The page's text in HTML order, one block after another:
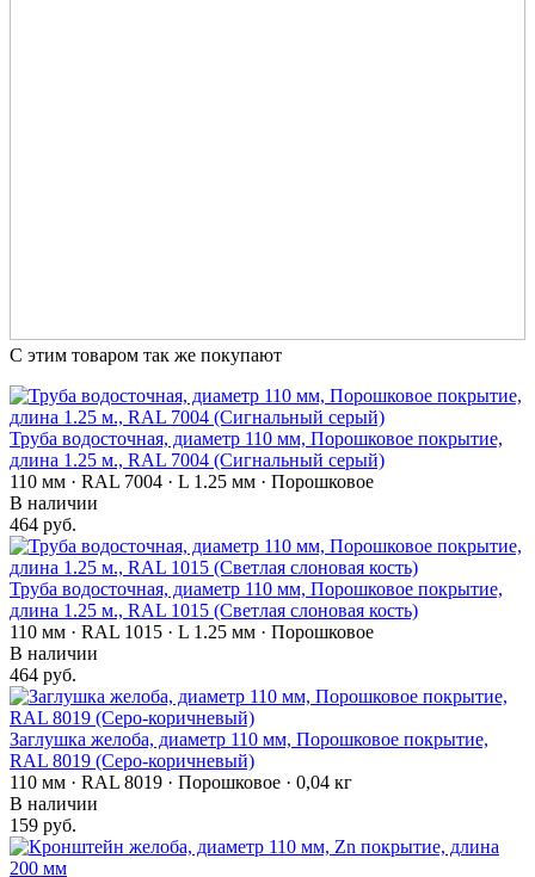
С этим товаром так же покупают
Труба водосточная, диаметр 110 мм, Порошковое покрытие,
длина 1.25 м., RAL 7004 (Сигнальный серый)
110 мм · RAL 7004 · L 1.25 мм · Порошковое
В наличии
464 руб.
Труба водосточная, диаметр 110 мм, Порошковое покрытие,
длина 1.25 м., RAL 1015 (Светлая слоновая кость)
110 мм · RAL 1015 · L 1.25 мм · Порошковое
В наличии
464 руб.
Заглушка желоба, диаметр 110 мм, Порошковое покрытие,
RAL 8019 (Серо-коричневый)
110 мм · RAL 8019 · Порошковое · 0,04 кг
В наличии
159 руб.